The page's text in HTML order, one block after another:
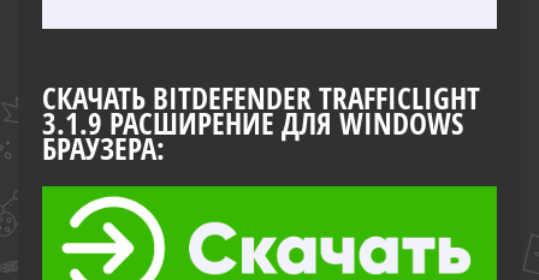
СКАЧАТЬ BITDEFENDER TRAFFICLIGHT
3.1.9 РАСШИРЕНИЕ ДЛЯ WINDOWS
БРАУЗЕРА: